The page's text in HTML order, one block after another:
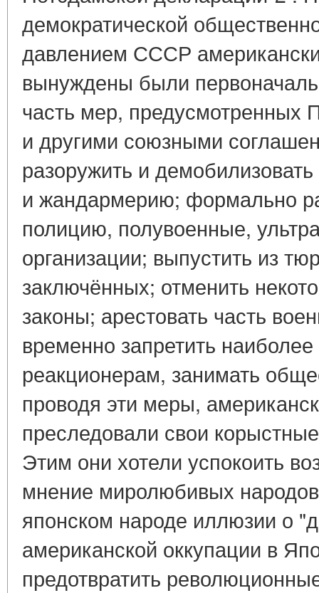
демократической
давлением СССР
вынуждены были
часть мер, предусмотренных
и другими союзными
разоружить и
и жандармерию; формально
полицию, полувоенные,
организации; выпустить из
заключённых; отменить
законы; арестовать часть
временно запретить
реакционерам, занимать
проводя эти меры,
преследовали свои
Этим они хотели успокоить
мнение миролюбивых
японском народе иллюзии о
американской оккупации в
предотвратить